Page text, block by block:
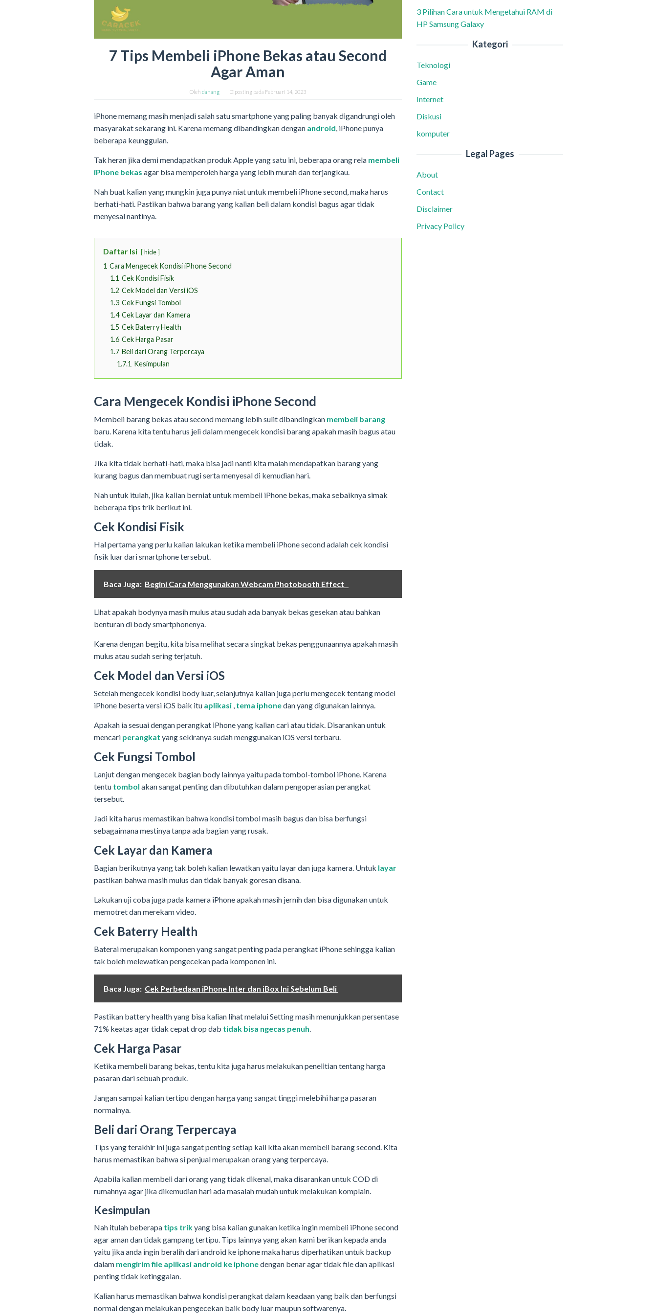
7 Tips Membeli iPhone Bekas atau Second
Agar Aman
Oleh danang Diposting pada Februari 14, 2023
iPhone memang masih menjadi salah satu smartphone yang paling banyak digandrungi oleh
masyarakat sekarang ini. Karena memang dibandingkan dengan android, iPhone punya
beberapa keunggulan.
Tak heran jika demi mendapatkan produk Apple yang satu ini, beberapa orang rela membeli
iPhone bekas agar bisa memperoleh harga yang lebih murah dan terjangkau.
Nah buat kalian yang mungkin juga punya niat untuk membeli iPhone second, maka harus
berhati-hati. Pastikan bahwa barang yang kalian beli dalam kondisi bagus agar tidak
menyesal nantinya.
Daftar Isi hide
1 Cara Mengecek Kondisi iPhone Second
1.1 Cek Kondisi Fisik
1.2 Cek Model dan Versi iOS
1.3 Cek Fungsi Tombol
1.4 Cek Layar dan Kamera
1.5 Cek Baterry Health
1.6 Cek Harga Pasar
1.7 Beli dari Orang Terpercaya
1.7.1 Kesimpulan
Cara Mengecek Kondisi iPhone Second
Membeli barang bekas atau second memang lebih sulit dibandingkan membeli barang
baru. Karena kita tentu harus jeli dalam mengecek kondisi barang apakah masih bagus atau
tidak.
Jika kita tidak berhati-hati, maka bisa jadi nanti kita malah mendapatkan barang yang
kurang bagus dan membuat rugi serta menyesal di kemudian hari.
Nah untuk itulah, jika kalian berniat untuk membeli iPhone bekas, maka sebaiknya simak
beberapa tips trik berikut ini.
Cek Kondisi Fisik
Hal pertama yang perlu kalian lakukan ketika membeli iPhone second adalah cek kondisi
fisik luar dari smartphone tersebut.
Baca Juga: Begini Cara Menggunakan Webcam Photobooth Effect
Lihat apakah bodynya masih mulus atau sudah ada banyak bekas gesekan atau bahkan
benturan di body smartphonenya.
Karena dengan begitu, kita bisa melihat secara singkat bekas penggunaannya apakah masih
mulus atau sudah sering terjatuh.
Cek Model dan Versi iOS
Setelah mengecek kondisi body luar, selanjutnya kalian juga perlu mengecek tentang model
iPhone beserta versi iOS baik itu aplikasi , tema iphonedan yang digunakan lainnya.
Apakah ia sesuai dengan perangkat iPhone yang kalian cari atau tidak. Disarankan untuk
mencari perangkat yang sekiranya sudah menggunakan iOS versi terbaru.
Cek Fungsi Tombol
Lanjut dengan mengecek bagian body lainnya yaitu pada tombol-tombol iPhone. Karena
tentu tombol akan sangat penting dan dibutuhkan dalam pengoperasian perangkat
tersebut.
Jadi kita harus memastikan bahwa kondisi tombol masih bagus dan bisa berfungsi
sebagaimana mestinya tanpa ada bagian yang rusak.
Cek Layar dan Kamera
Bagian berikutnya yang tak boleh kalian lewatkan yaitu layar dan juga kamera. Untuk layar
pastikan bahwa masih mulus dan tidak banyak goresan disana.
Lakukan uji coba juga pada kamera iPhone apakah masih jernih dan bisa digunakan untuk
memotret dan merekam video.
Cek Baterry Health
Baterai merupakan komponen yang sangat penting pada perangkat iPhone sehingga kalian
tak boleh melewatkan pengecekan pada komponen ini.
Baca Juga: Cek Perbedaan iPhone Inter dan iBox Ini Sebelum Beli
Pastikan battery health yang bisa kalian lihat melalui Setting masih menunjukkan persentase
71% keatas agar tidak cepat drop dab tidak bisa ngecas penuh.
Cek Harga Pasar
Ketika membeli barang bekas, tentu kita juga harus melakukan penelitian tentang harga
pasaran dari sebuah produk.
Jangan sampai kalian tertipu dengan harga yang sangat tinggi melebihi harga pasaran
normalnya.
Beli dari Orang Terpercaya
Tips yang terakhir ini juga sangat penting setiap kali kita akan membeli barang second. Kita
harus memastikan bahwa si penjual merupakan orang yang terpercaya.
Apabila kalian membeli dari orang yang tidak dikenal, maka disarankan untuk COD di
rumahnya agar jika dikemudian hari ada masalah mudah untuk melakukan komplain.
Kesimpulan
Nah itulah beberapa tips trikyang bisa kalian gunakan ketika ingin membeli iPhone second
agar aman dan tidak gampang tertipu. Tips lainnya yang akan kami berikan kepada anda
yaitu jika anda ingin beralih dari android ke iphone maka harus diperhatikan untuk backup
dalam mengirim file aplikasi android ke iphonedengan benar agar tidak file dan aplikasi
penting tidak ketinggalan.
Kalian harus memastikan bahwa kondisi perangkat dalam keadaan yang baik dan berfungsi
normal dengan melakukan pengecekan baik body luar maupun softwarenya.
3 Pilihan Cara untuk Mengetahui RAM di
HP Samsung Galaxy
Kategori
Teknologi
Game
Internet
Diskusi
komputer
Legal Pages
About
Contact
Disclaimer
Privacy Policy